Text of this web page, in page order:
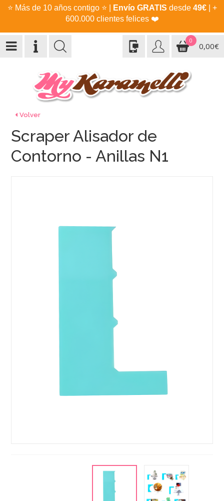
⭐ Más de 10 años contigo ⭐ Envío GRATIS desde 49€| +
600.000 clientes felices ❤️
0
0,00€
Volver
Scraper Alisador de
Contorno - Anillas N1